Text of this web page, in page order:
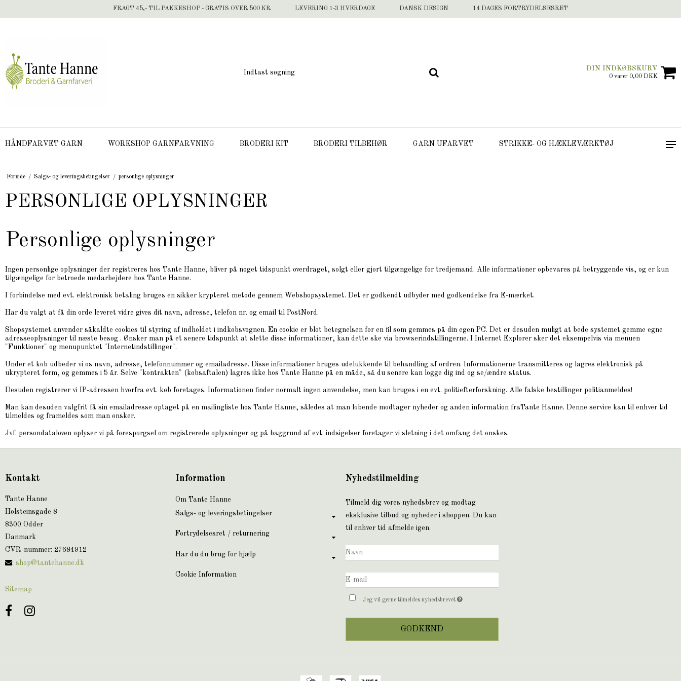
FRAGT 45,- TIL PAKKESHOP - GRATIS OVER 500 KR LEVERING 1-3 HVERDAGE DANSK DESIGN 14 DAGES FORTRYDELSESRET
DIN INDKØBSKURV
0 varer 0,00 DKK
HÅNDFARVET GARN WORKSHOP GARNFARVNING BRODERI KIT BRODERI TILBEHØR GARN UFARVET STRIKKE- OG HÆKLEVÆRKTØJ
Forside / Salgs- og leveringsbetingelser / personlige oplysninger
PERSONLIGE OPLYSNINGER
Personlige oplysninger
Ingen personlige oplysninger der registreres hos Tante Hanne, bliver på noget tidspunkt overdraget, solgt eller gjort tilgængelige for tredjemand. Alle informationer opbevares på betryggende vis, og er kun
tilgængelige for betroede medarbejdere hos Tante Hanne.
I forbindelse med evt. elektronisk betaling bruges en sikker krypteret metode gennem Webshopsystemet. Det er godkendt udbyder med godkendelse fra E-mærket.
Har du valgt at få din orde leveret vidre gives dit navn, adresse, telefon nr. og email til PostNord.
Shopsystemet anvender såkaldte cookies til styring af indholdet i indkøbsvognen. En cookie er blot betegnelsen for en fil som gemmes på din egen PC. Det er desuden muligt at bede systemet gemme egne
adresseoplysninger til næste besøg . Ønsker man på et senere tidspunkt at slette disse informationer, kan dette ske via browserindstillingerne. I Internet Explorer sker det eksempelvis via menuen
"Funktioner" og menupunktet "Internetindstillinger".
Under et køb udbeder vi os navn, adresse, telefonnummer og emailadresse. Disse informationer bruges udelukkende til behandling af ordren. Informationerne transmitteres og lagres elektronisk på
ukrypteret form, og gemmes i 5 år. Selve "kontrakten" (købsaftalen) lagres ikke hos Tante Hanne på en måde, så du senere kan logge dig ind og se/ændre status.
Desuden registrerer vi IP-adressen hvorfra evt. køb foretages. Informationen finder normalt ingen anvendelse, men kan bruges i en evt. politiefterforskning. Alle falske bestillinger politianmeldes!
Man kan desuden valgfrit få sin emailadresse optaget på en mailingliste hos Tante Hanne, således at man løbende modtager nyheder og anden information fraTante Hanne. Denne service kan til enhver tid
tilmeldes og frameldes som man ønsker.
Jvf. persondataloven oplyser vi på forespørgsel om registrerede oplysninger og på baggrund af evt. indsigelser foretager vi sletning i det omfang det ønskes.
Kontakt
Tante Hanne
Holsteinsgade 8
8300 Odder
Danmark
CVR-nummer: 27684912
: shop@tantehanne.dk
Sitemap
Information
Om Tante Hanne
Salgs- og leveringsbetingelser
Fortrydelsesret / returnering
Har du du brug for hjælp
Cookie Information
Nyhedstilmelding
Tilmeld dig vores nyhedsbrev og modtag
eksklusive tilbud og nyheder i shoppen. Du kan
til enhver tid afmelde igen.
Jeg vil gerne tilmeldes nyhedsbrevet
GODKEND